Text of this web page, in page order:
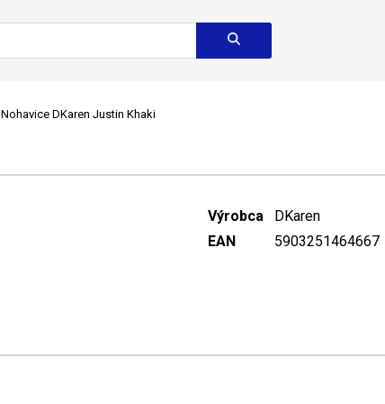
Nohavice DKaren Justin Khaki
Výrobca
DKaren
EAN
5903251464667